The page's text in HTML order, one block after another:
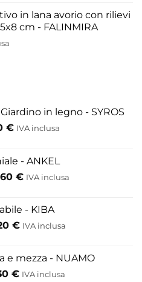
in lana avorio con rilievi
cm - FALINMIRA
in legno - SYROS
€Fascia
da
52,80 €
146,30 €
IVA inclusa
- ANKEL
€Fascia
da
200,60 €
609,60 €
IVA inclusa
- KIBA
€Fascia
da
417,30 €
IVA inclusa
e mezza - NUAMO
€Fascia
IVA inclusa